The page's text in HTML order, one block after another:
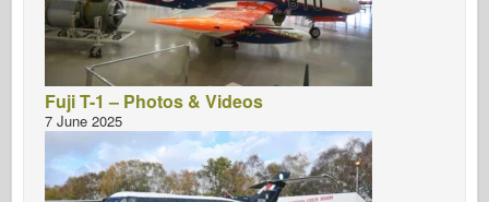
Fuji T-1 – Photos & Videos
7 June 2025